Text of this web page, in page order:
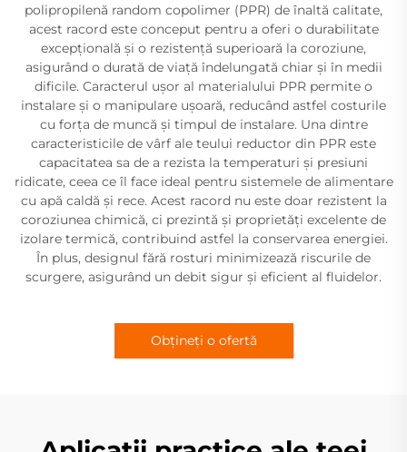
polipropilenă random copolimer (PPR) de înaltă calitate,
acest racord este conceput pentru a oferi o durabilitate
excepțională și o rezistență superioară la coroziune,
asigurând o durată de viață îndelungată chiar și în medii
dificile. Caracterul ușor al materialului PPR permite o
instalare și o manipulare ușoară, reducând astfel costurile
cu forța de muncă și timpul de instalare. Una dintre
caracteristicile de vârf ale teului reductor din PPR este
capacitatea sa de a rezista la temperaturi și presiuni
ridicate, ceea ce îl face ideal pentru sistemele de alimentare
cu apă caldă și rece. Acest racord nu este doar rezistent la
coroziunea chimică, ci prezintă și proprietăți excelente de
izolare termică, contribuind astfel la conservarea energiei.
În plus, designul fără rosturi minimizează riscurile de
scurgere, asigurând un debit sigur și eficient al fluidelor.
Obțineți o ofertă